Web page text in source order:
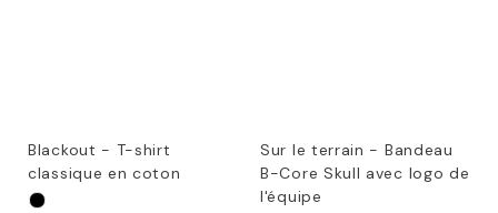
Blackout - T-shirt
classique en coton
Sur le terrain - Bandeau
B-Core Skull avec logo de
l'équipe